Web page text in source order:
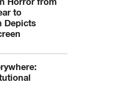
to
Depicts